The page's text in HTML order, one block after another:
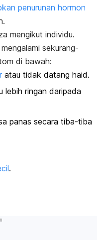
penurunan hormon
mengikut individu.
sekurang-
di bawah:
atau tidak datang haid.
lebih ringan daripada
panas secara tiba-tiba
.